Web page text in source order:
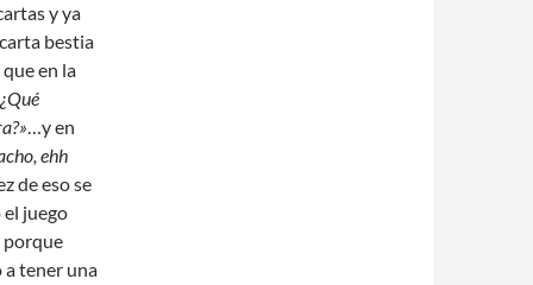
y ya
bestia
en la
…y en
ehh
de eso se
juego
porque
a tener una